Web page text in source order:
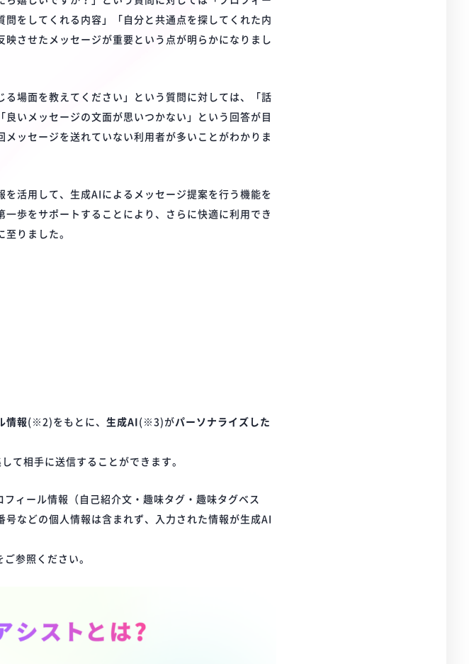
をしてくれる内容」「自分と共通点を探してくれた内
させたメッセージが重要という点が明らかになりまし
場面を教えてください」という質問に対しては、「話
いメッセージの文面が思いつかない」という回答が目
ッセージを送れていない利用者が多いことがわかりま
活用して、生成AIによるメッセージ提案を行う機能を
歩をサポートすることにより、さらに快適に利用でき
りました。
情報(※2)をもとに、生成AI (※3)がパーソナライズした
て相手に送信することができます。
ィール情報（自己紹介文・趣味タグ・趣味タグベス
などの個人情報は含まれず、入力された情報が生成AI
ご参照ください。